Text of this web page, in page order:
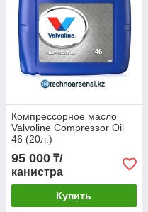
Компрессорное масло
Valvoline Compressor Oil
46 (20л.)
95 000 ₸/
канистра
Купить